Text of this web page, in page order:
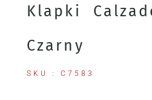
Klapki
Czarny
SKU : C7583